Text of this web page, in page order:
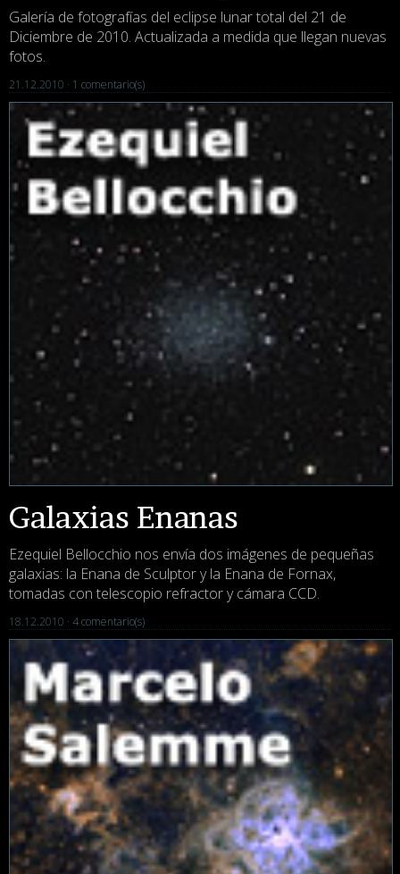
Galería de fotografías del eclipse lunar total del 21 de
Diciembre de 2010. Actualizada a medida que llegan nuevas
fotos.
21.12.2010 · 1 comentario(s)
Galaxias Enanas
Ezequiel Bellocchio nos envía dos imágenes de pequeñas
galaxias: la Enana de Sculptor y la Enana de Fornax,
tomadas con telescopio refractor y cámara CCD.
18.12.2010 · 4 comentario(s)